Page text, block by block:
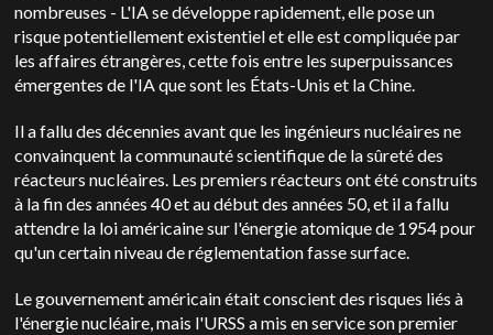
nombreuses - L'IA se développe rapidement, elle pose un
risque potentiellement existentiel et elle est compliquée par
les affaires étrangères, cette fois entre les superpuissances
émergentes de l'IA que sont les États-Unis et la Chine.
Il a fallu des décennies avant que les ingénieurs nucléaires ne
convainquent la communauté scientifique de la sûreté des
réacteurs nucléaires. Les premiers réacteurs ont été construits
à la fin des années 40 et au début des années 50, et il a fallu
attendre la loi américaine sur l'énergie atomique de 1954 pour
qu'un certain niveau de réglementation fasse surface.
Le gouvernement américain était conscient des risques liés à
l'énergie nucléaire, mais l'URSS a mis en service son premier